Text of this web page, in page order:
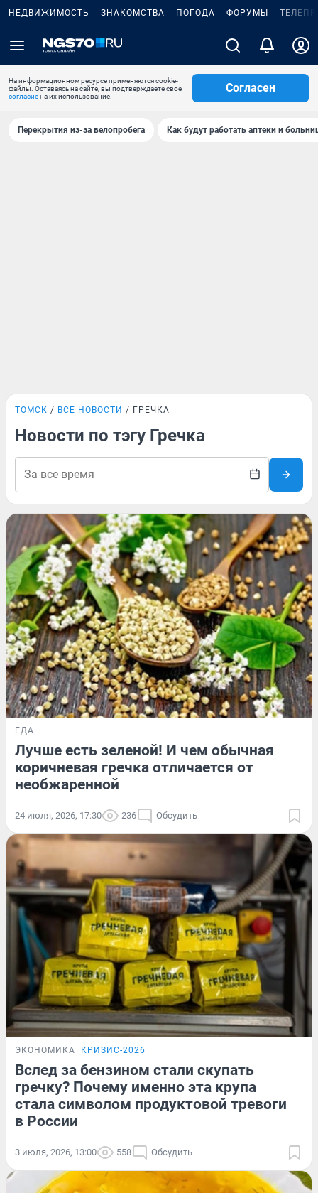
НЕДВИЖИМОСТЬ ЗНАКОМСТВА ПОГОДА ФОРУМЫ
На информационном ресурсе применяются cookie-
файлы. Оставаясь на сайте, вы подтверждаете свое
согласиена их использование.
Согласен
Перекрытия из-за велопробега Как будут работать аптеки и
ТОМСК ВСЕ НОВОСТИ ГРЕЧКА
Новости по тэгу Гречка
ЕДА
Лучше есть зеленой! И чем обычная
коричневая гречка отличается от
необжаренной
24 июля, 2026, 17:30 236 Обсудить
ЭКОНОМИКА КРИЗИС-2026
Вслед за бензином стали скупать
гречку? Почему именно эта крупа
стала символом продуктовой тревоги
в России
3 июля, 2026, 13:00 558 Обсудить